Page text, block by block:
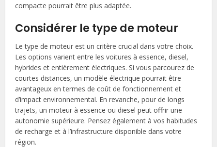
compacte pourrait être plus adaptée.
Considérer le type de moteur
Le type de moteur est un critère crucial dans votre choix.
Les options varient entre les voitures à essence, diesel,
hybrides et entièrement électriques. Si vous parcourez de
courtes distances, un modèle électrique pourrait être
avantageux en termes de coût de fonctionnement et
d’impact environnemental. En revanche, pour de longs
trajets, un moteur à essence ou diesel peut offrir une
autonomie supérieure. Pensez également à vos habitudes
de recharge et à l’infrastructure disponible dans votre
région.